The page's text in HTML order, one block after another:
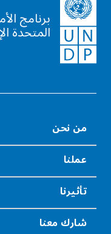
برنامج
المتحدة
من نحن
عملنا
تأثيرنا
شارك معنا